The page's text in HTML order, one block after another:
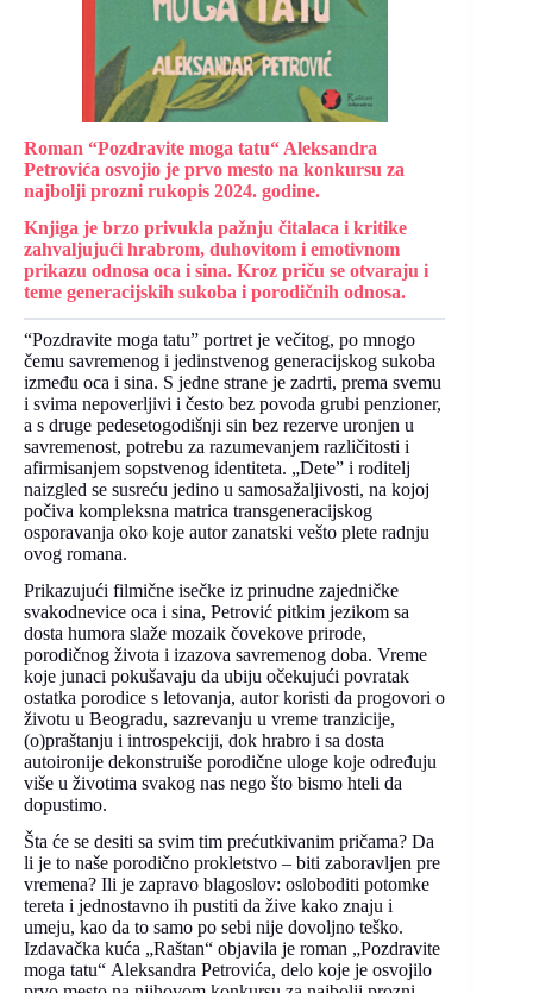
Roman “Pozdravite moga tatu“ Aleksandra
Petrovića osvojio je prvo mesto na konkursu za
najbolji prozni rukopis 2024. godine.
Knjiga je brzo privukla pažnju čitalaca i kritike
zahvaljujući hrabrom, duhovitom i emotivnom
prikazu odnosa oca i sina. Kroz priču se otvaraju i
teme generacijskih sukoba i porodičnih odnosa.
“Pozdravite moga tatu” portret je večitog, po mnogo
čemu savremenog i jedinstvenog generacijskog sukoba
između oca i sina. S jedne strane je zadrti, prema svemu
i svima nepoverljivi i često bez povoda grubi penzioner,
a s druge pedesetogodišnji sin bez rezerve uronjen u
savremenost, potrebu za razumevanjem različitosti i
afirmisanjem sopstvenog identiteta. „Dete” i roditelj
naizgled se susreću jedino u samosažaljivosti, na kojoj
počiva kompleksna matrica transgeneracijskog
osporavanja oko koje autor zanatski vešto plete radnju
ovog romana.
Prikazujući filmične isečke iz prinudne zajedničke
svakodnevice oca i sina, Petrović pitkim jezikom sa
dosta humora slaže mozaik čovekove prirode,
porodičnog života i izazova savremenog doba. Vreme
koje junaci pokušavaju da ubiju očekujući povratak
ostatka porodice s letovanja, autor koristi da progovori o
životu u Beogradu, sazrevanju u vreme tranzicije,
(o)praštanju i introspekciji, dok hrabro i sa dosta
autoironije dekonstruiše porodične uloge koje određuju
više u životima svakog nas nego što bismo hteli da
dopustimo.
Šta će se desiti sa svim tim prećutkivanim pričama? Da
li je to naše porodično prokletstvo – biti zaboravljen pre
vremena? Ili je zapravo blagoslov: osloboditi potomke
tereta i jednostavno ih pustiti da žive kako znaju i
umeju, kao da to samo po sebi nije dovoljno teško.
Izdavačka kuća „Raštan“ objavila je roman „Pozdravite
moga tatu“ Aleksandra Petrovića, delo koje je osvojilo